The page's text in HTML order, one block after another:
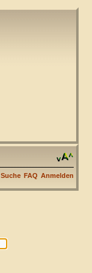
Suche FAQ Anmelden